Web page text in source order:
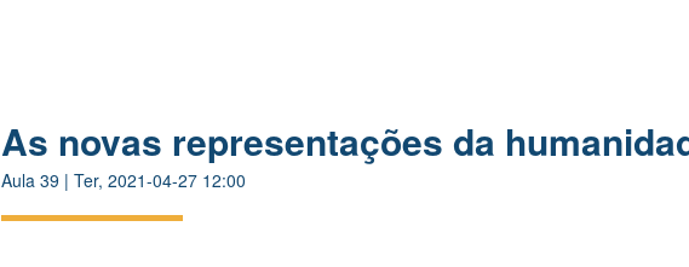
As novas representações da
Aula 39 | Ter, 2021-04-27 12:00